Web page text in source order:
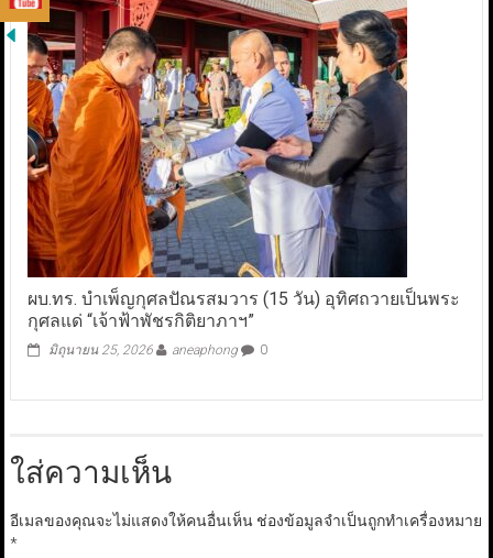
ผบ.ทร. บำเพ็ญกุศลปัณรสมวาร (15 วัน) อุทิศถวายเป็นพระ
กุศลแด่ “เจ้าฟ้าพัชรกิติยาภาฯ”
มิถุนายน 25, 2026 aneaphong 0
ใส่ความเห็น
อีเมลของคุณจะไม่แสดงให้คนอื่นเห็น ช่องข้อมูลจำเป็นถูกทำเครื่องหมาย
*